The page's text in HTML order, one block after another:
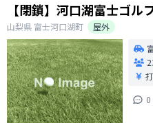
【閉鎖】河口湖富士ゴル
山梨県 富士河口湖町
屋外
0